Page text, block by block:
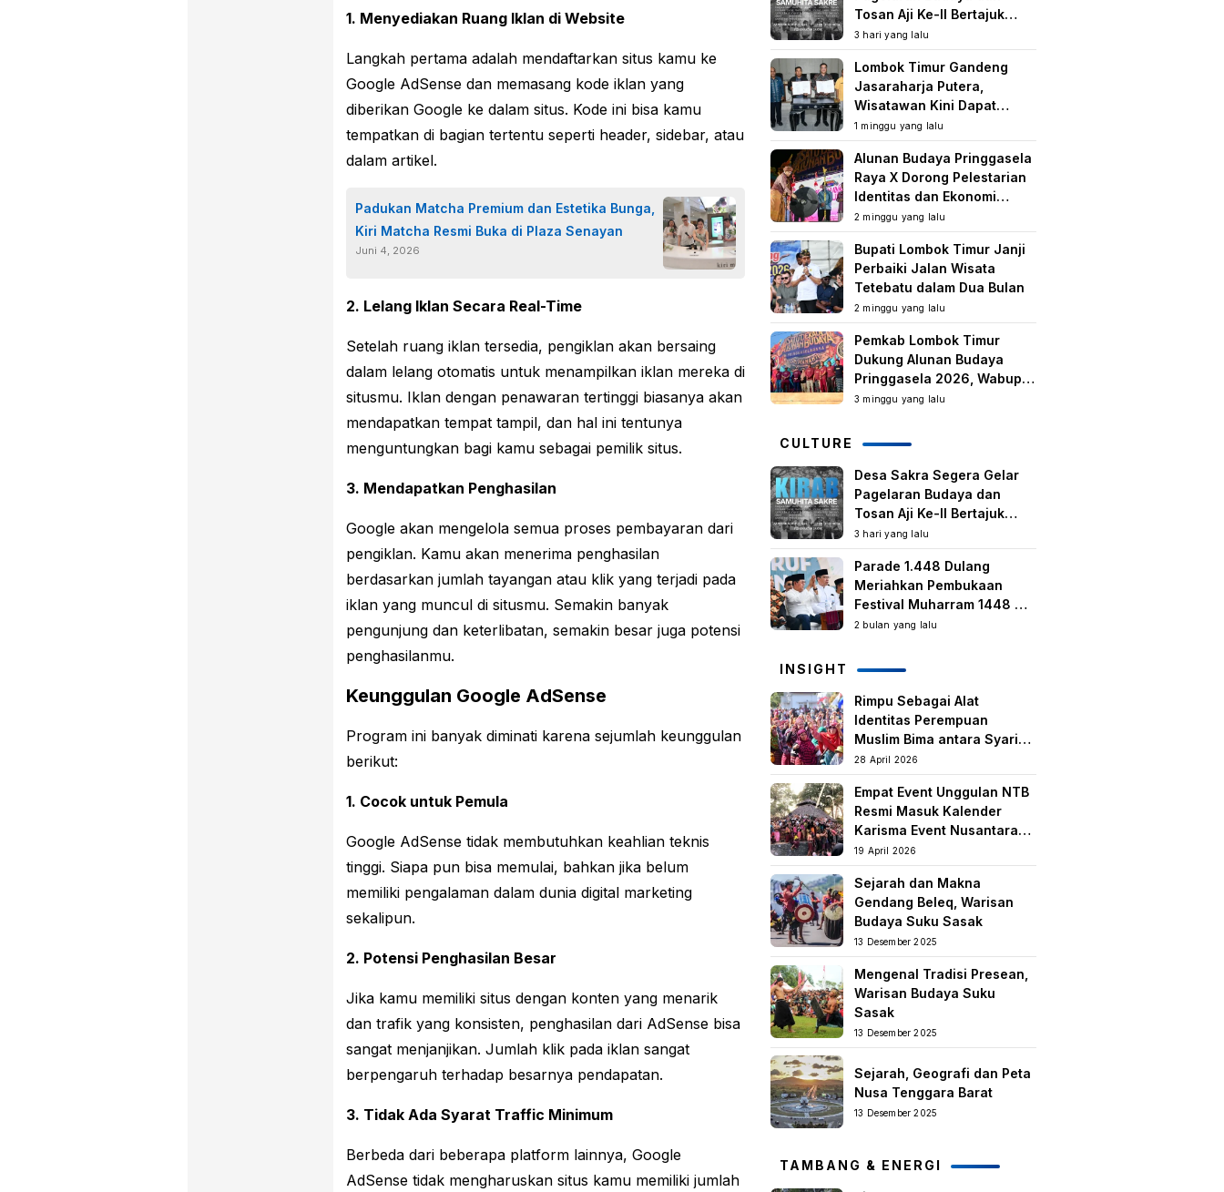
1. Menyediakan Ruang Iklan di Website
Langkah pertama adalah mendaftarkan situs kamu ke
Google AdSense dan memasang kode iklan yang
diberikan Google ke dalam situs. Kode ini bisa kamu
tempatkan di bagian tertentu seperti header, sidebar, atau
dalam artikel.
Padukan Matcha Premium dan Estetika Bunga,
Kiri Matcha Resmi Buka di Plaza Senayan
Juni 4, 2026
2. Lelang Iklan Secara Real-Time
Setelah ruang iklan tersedia, pengiklan akan bersaing
dalam lelang otomatis untuk menampilkan iklan mereka di
situsmu. Iklan dengan penawaran tertinggi biasanya akan
mendapatkan tempat tampil, dan hal ini tentunya
menguntungkan bagi kamu sebagai pemilik situs.
3. Mendapatkan Penghasilan
Google akan mengelola semua proses pembayaran dari
pengiklan. Kamu akan menerima penghasilan
berdasarkan jumlah tayangan atau klik yang terjadi pada
iklan yang muncul di situsmu. Semakin banyak
pengunjung dan keterlibatan, semakin besar juga potensi
penghasilanmu.
Keunggulan Google AdSense
Program ini banyak diminati karena sejumlah keunggulan
berikut:
1. Cocok untuk Pemula
Google AdSense tidak membutuhkan keahlian teknis
tinggi. Siapa pun bisa memulai, bahkan jika belum
memiliki pengalaman dalam dunia digital marketing
sekalipun.
2. Potensi Penghasilan Besar
Jika kamu memiliki situs dengan konten yang menarik
dan trafik yang konsisten, penghasilan dari AdSense bisa
sangat menjanjikan. Jumlah klik pada iklan sangat
berpengaruh terhadap besarnya pendapatan.
3. Tidak Ada Syarat Traffic Minimum
Berbeda dari beberapa platform lainnya, Google
AdSense tidak mengharuskan situs kamu memiliki jumlah
Tosan Aji Ke-II Bertajuk
Samuhita Sakre
3 hari yang lalu
Lombok Timur Gandeng
Jasaraharja Putera,
Wisatawan Kini Dapat
Perlindungan Asuransi di
Destinasi Wisata
1 minggu yang lalu
Alunan Budaya Pringgasela
Raya X Dorong Pelestarian
Identitas dan Ekonomi
Masyarakat
2 minggu yang lalu
Bupati Lombok Timur Janji
Perbaiki Jalan Wisata
Tetebatu dalam Dua Bulan
2 minggu yang lalu
Pemkab Lombok Timur
Dukung Alunan Budaya
Pringgasela 2026, Wabup:
Kegiatan Berbasis
3 minggu yang lalu
CULTURE
Desa Sakra Segera Gelar
Pagelaran Budaya dan
Tosan Aji Ke-II Bertajuk
Samuhita Sakre
3 hari yang lalu
Parade 1.448 Dulang
Meriahkan Pembukaan
Festival Muharram 1448 H
di Lombok Timur
2 bulan yang lalu
INSIGHT
Rimpu Sebagai Alat
Identitas Perempuan
Muslim Bima antara Syariat,
Tradisi lokal, dan
Manifestasi Nilai-nilai
keislaman
28 April 2026
Empat Event Unggulan NTB
Resmi Masuk Kalender
Karisma Event Nusantara
(KEN) 2026
19 April 2026
Sejarah dan Makna
Gendang Beleq, Warisan
Budaya Suku Sasak
13 Desember 2025
Mengenal Tradisi Presean,
Warisan Budaya Suku
Sasak
13 Desember 2025
Sejarah, Geografi dan Peta
Nusa Tenggara Barat
13 Desember 2025
TAMBANG & ENERGI